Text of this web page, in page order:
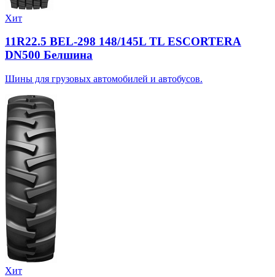
Хит
11R22.5 BEL-298 148/145L TL ESCORTERA
DN500 Белшина
Шины для грузовых автомобилей и автобусов.
Хит